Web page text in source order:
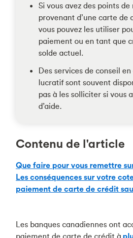
Si vous avez des points
provenant d’une carte de
vous pouvez les utiliser
paiement ou en tant que
solde actuel.
Des services de conseil
lucratif sont souvent
pas à les solliciter si vous
d’aide.
Contenu de l'article
Que faire pour vous remettre
Les conséquences sur votre
paiement de carte de crédit
Les banques canadiennes ont
paiement de carte de crédit à